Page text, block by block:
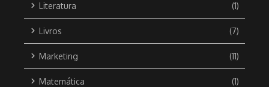
Literatura (1)
Livros (7)
Marketing (11)
Matemática (1)